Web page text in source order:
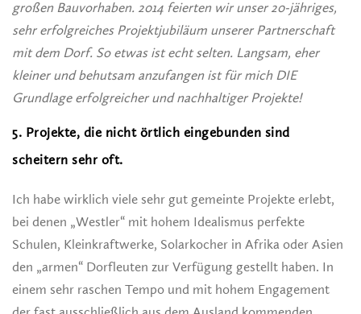
großen Bauvorhaben. 2014 feierten wir unser 20-jähriges,
sehr erfolgreiches Projektjubiläum unserer Partnerschaft
mit dem Dorf. So etwas ist echt selten. Langsam, eher
kleiner und behutsam anzufangen ist für mich DIE
Grundlage erfolgreicher und nachhaltiger Projekte!
5. Projekte, die nicht örtlich eingebunden sind
scheitern sehr oft.
Ich habe wirklich viele sehr gut gemeinte Projekte erlebt,
bei denen „Westler“ mit hohem Idealismus perfekte
Schulen, Kleinkraftwerke, Solarkocher in Afrika oder Asien
den „armen“ Dorfleuten zur Verfügung gestellt haben. In
einem sehr raschen Tempo und mit hohem Engagement